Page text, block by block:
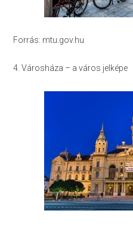
Forrás: mtu.gov.hu
4. Városháza – a város jelképe